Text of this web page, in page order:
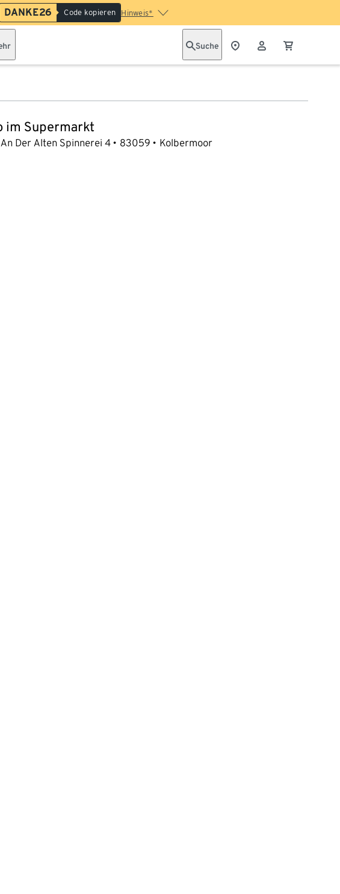
DANKE26 Code kopieren Hinweis*
Suche
im Supermarkt
An Der Alten Spinnerei 4 83059 Kolbermoor